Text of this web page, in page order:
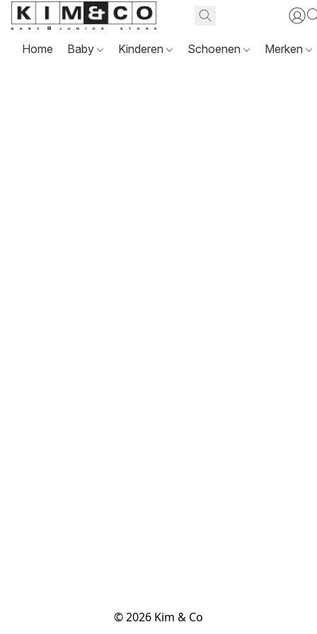
Home Baby Kinderen Schoenen Merken
© 2026 Kim & Co